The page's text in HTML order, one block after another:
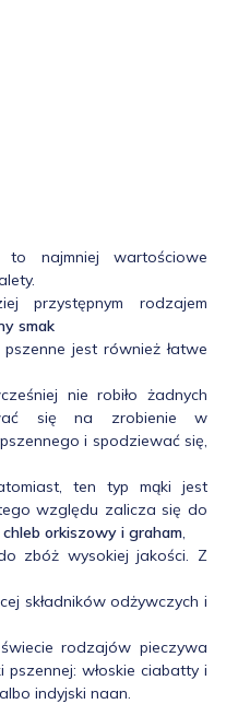
to najmniej wartościowe
przystępnym rodzajem
smak
jest również łatwe
nie robiło żadnych
się na zrobienie w
i spodziewać się,
ten typ mąki jest
względu zalicza się do
chleb orkiszowy i graham,
zbóż wysokiej jakości. Z
składników odżywczych i
rodzajów pieczywa
włoskie ciabatty i
indyjski naan.